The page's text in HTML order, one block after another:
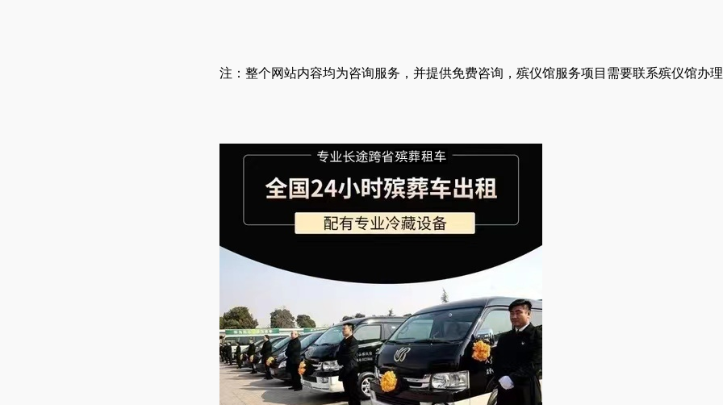
注：整个网站内容均为咨询服务，并提供免费咨询，殡仪馆服务项目需要联系殡仪馆办理